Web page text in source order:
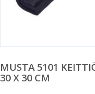
MUSTA 5101
30 X 30 CM